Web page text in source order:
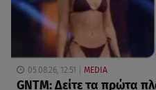
05.08.26, 12:51 MEDIA
GNTM: Δείτε τα πρώτα